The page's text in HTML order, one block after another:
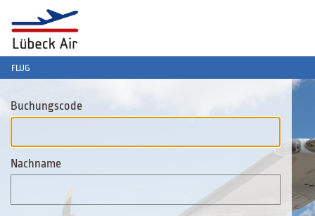
FLUG
Buchungscode
Nachname